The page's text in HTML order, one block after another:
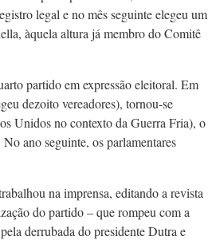
legal e no mês seguinte elegeu um
àquela altura já membro do Comitê
partido em expressão eleitoral. Em
dezoito vereadores), tornou-se
Unidos no contexto da Guerra Fria), o
ano seguinte, os parlamentares
na imprensa, editando a revista
do partido – que rompeu com a
derrubada do presidente Dutra e